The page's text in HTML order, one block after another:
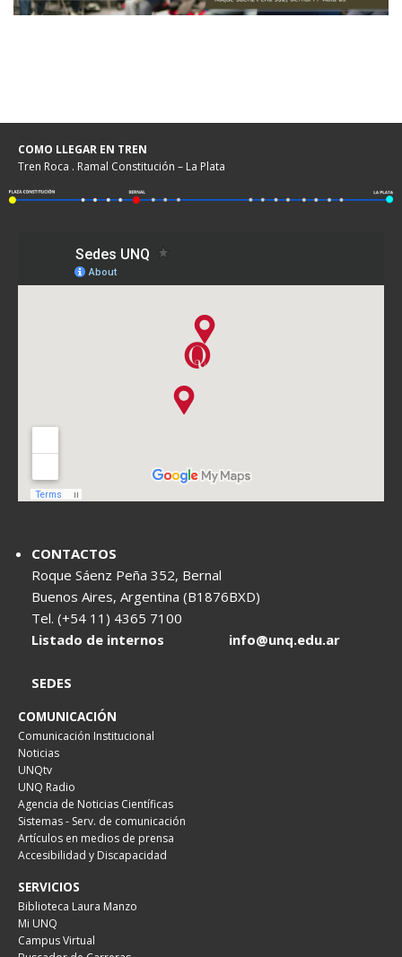
COMO LLEGAR EN TREN
Tren Roca . Ramal Constitución – La Plata
CONTACTOS
Roque Sáenz Peña 352, Bernal
Buenos Aires, Argentina (B1876BXD)
Tel. (+54 11) 4365 7100
Listado de internos
info@unq.edu.ar
SEDES
COMUNICACIÓN
Comunicación Institucional
Noticias
UNQtv
UNQ Radio
Agencia de Noticias Científicas
Sistemas - Serv. de comunicación
Artículos en medios de prensa
Accesibilidad y Discapacidad
SERVICIOS
Biblioteca Laura Manzo
Mi UNQ
Campus Virtual